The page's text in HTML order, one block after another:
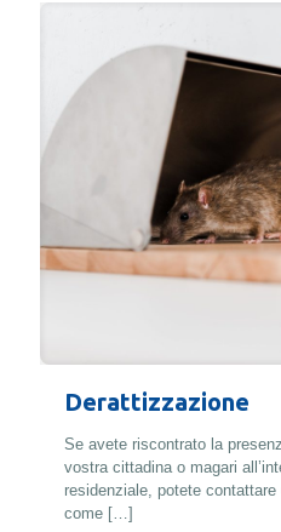
Derattizzazione
Se avete riscontrato la
vostra cittadina o magari
residenziale, potete
come […]